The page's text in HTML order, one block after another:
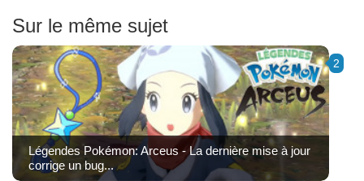
Sur le même sujet
2
Légendes Pokémon: Arceus - La dernière mise à jour
corrige un bug...